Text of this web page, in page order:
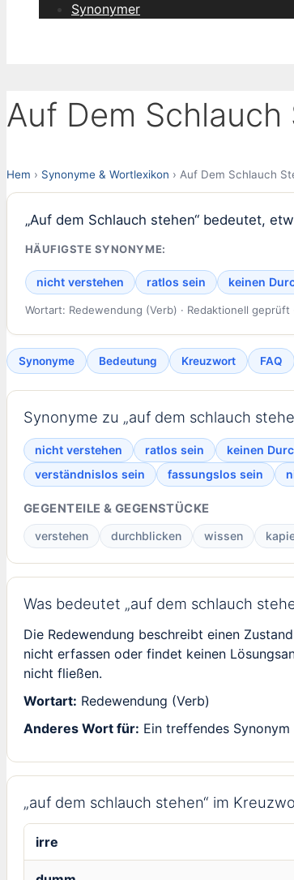
Synonymer
Auf Dem
Hem › Synonyme & Wortlexikon › Auf Dem Schlauch
„Auf dem Schlauch stehen“ bedeutet,
HÄUFIGSTE SYNONYME:
nicht verstehen ratlos sein keinen
Wortart: Redewendung (Verb) · Redaktionell geprüft
Synonyme Bedeutung Kreuzwort FAQ
Synonyme zu „auf dem schlauch
nicht verstehen ratlos sein keinen
verständnislos sein
fassungslos sein
GEGENTEILE & GEGENSTÜCKE
verstehen durchblicken wissen
Was bedeutet „auf dem schlauch
Die Redewendung beschreibt einen
nicht erfassen oder findet keinen
nicht fließen.
Wortart: Redewendung (Verb)
Anderes Wort für: Ein treffendes Synonym
„auf dem schlauch stehen“ im
irre